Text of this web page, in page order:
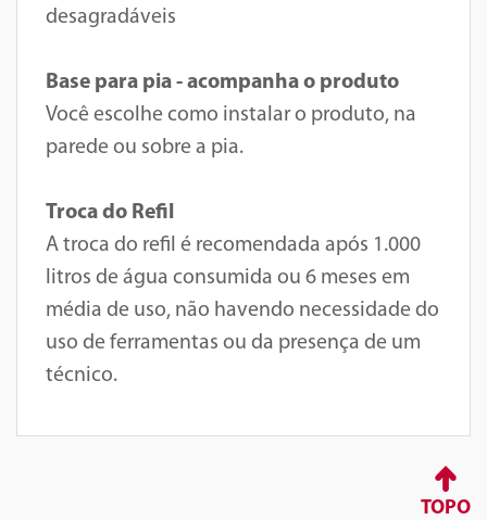
desagradáveis
Base para pia - acompanha o produto
Você escolhe como instalar o produto, na
parede ou sobre a pia.
Troca do Refil
A troca do refil é recomendada após 1.000
litros de água consumida ou 6 meses em
média de uso, não havendo necessidade do
uso de ferramentas ou da presença de um
técnico.
TOPO